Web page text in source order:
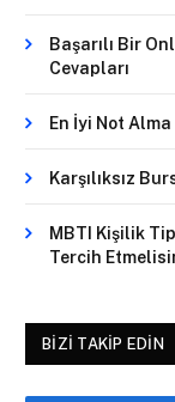
Başarılı Bir
Cevapları
En İyi Not
Karşılıksız
MBTI Kişilik
Tercih
BIZI TAKIP EDIN